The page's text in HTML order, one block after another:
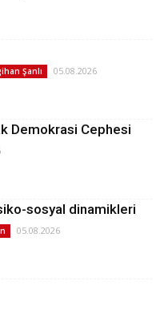
Şanlı 05.08.2026
Demokrasi Cephesi
sosyal dinamikleri
05.08.2026